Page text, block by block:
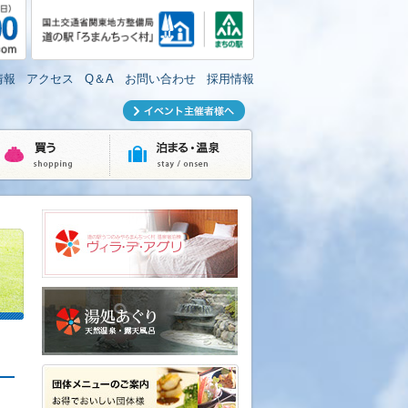
報 アクセス Q＆A お問い合わせ 採用情報